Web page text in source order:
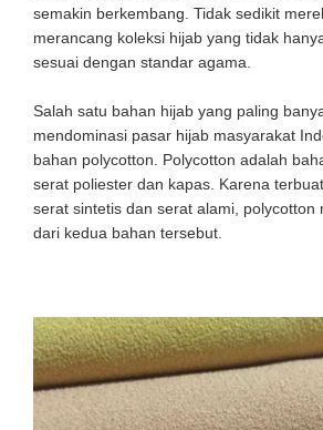
semakin berkembang. Tidak sedikit
merancang koleksi hijab yang tidak
sesuai dengan standar agama.
Salah satu bahan hijab yang paling
mendominasi pasar hijab masyarakat
bahan polycotton. Polycotton adalah
serat poliester dan kapas. Karena
serat sintetis dan serat alami, polycotton
dari kedua bahan tersebut.